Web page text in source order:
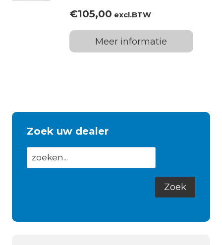
€105,00 excl.BTW
Meer informatie
Zoek uw dealer